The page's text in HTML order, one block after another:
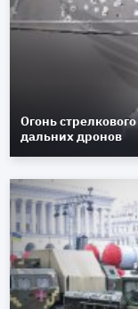
Огонь
дальних дронов